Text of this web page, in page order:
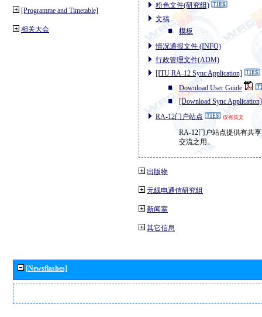
[Programme and Timetable]
相关大会
粉色文件(研究组)
文稿
模板
情况通报文件 (INFO)
行政管理文件(ADM)
[ITU RA-12 Sync Application]
Download User Guide
[Download Sync Application]
RA-12门户站点
仅有英文
RA-12门户站点提供有共
交流之用。
出版物
无线电通信研究组
新闻室
其它信息
[Newsflashes]